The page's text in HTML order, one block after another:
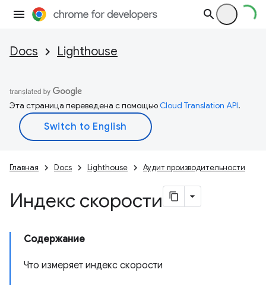
Docs Lighthouse
Эта страница переведена с помощьюCloud Translation API.
Главная Docs Lighthouse Аудит производительности
Индекс скорости
Содержание
Что измеряет индекс скорости